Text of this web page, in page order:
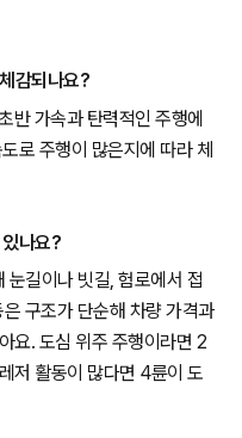
감되나요?
반 가속과 탄력적인 주행에
로 주행이 많은지에 따라 체
나요?
길이나 빗길, 험로에서 접
구조가 단순해 차량 가격과
요. 도심 위주 주행이라면 2
저 활동이 많다면 4륜이 도